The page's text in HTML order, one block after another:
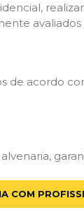
de acordo
COM